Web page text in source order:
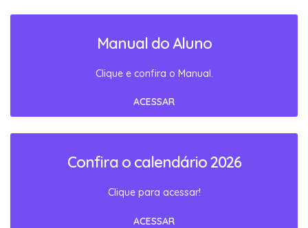
Manual do Aluno
Clique e confira o Manual.
ACESSAR
Confira o calendário 2026
Clique para acessar!
ACESSAR